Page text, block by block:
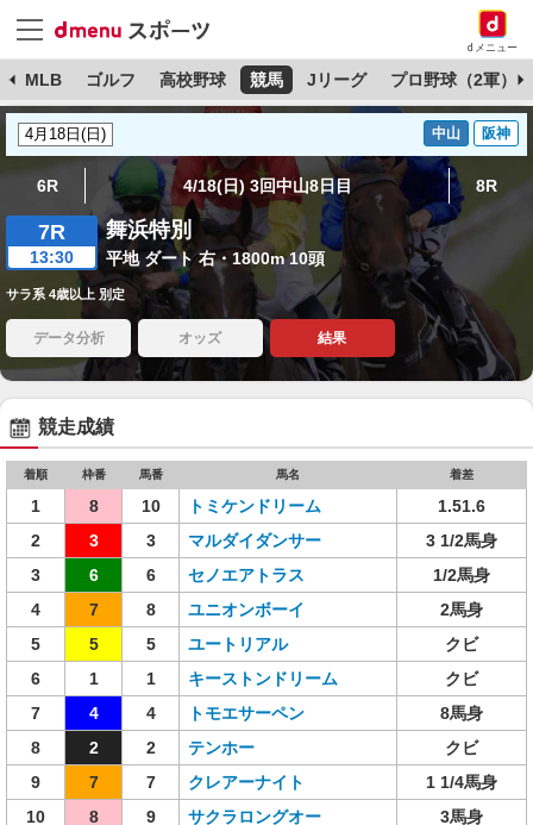
dメニュー
MLB ゴルフ 高校野球 競馬 Jリーグ プロ野球（2軍）
中山 阪神
6R 4/18(日) 3回中山8日目 8R
7R
13:30
舞浜特別
平地 ダート 右・1800m 10頭
サラ系 4歳以上 別定
データ分析 オッズ 結果
競走成績
着順 枠番 馬番 馬名 着差
1 8 10 トミケンドリーム
1.51.6
2
3 3 マルダイダンサー
3 1/2馬身
3
6 6 セノエアトラス
1/2馬身
4
7 8 ユニオンボーイ
2馬身
5
5 5 ユートリアル
クビ
6
1 1 キーストンドリーム
クビ
7
4 4 トモエサーペン
8馬身
8
2 2 テンホー
クビ
9
7 7 クレアーナイト
1 1/4馬身
10
8 9 サクラロングオー 3馬身